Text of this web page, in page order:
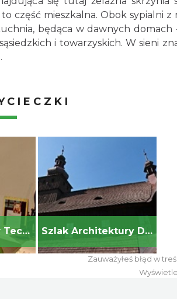
część mieszkalna. Obok sypialni z
będąca w dawnych domach
i towarzyskich. W sieni
Szlak Zabytków Techniki Szlak Architektury Drewnianej
Zauważyłeś błąd w